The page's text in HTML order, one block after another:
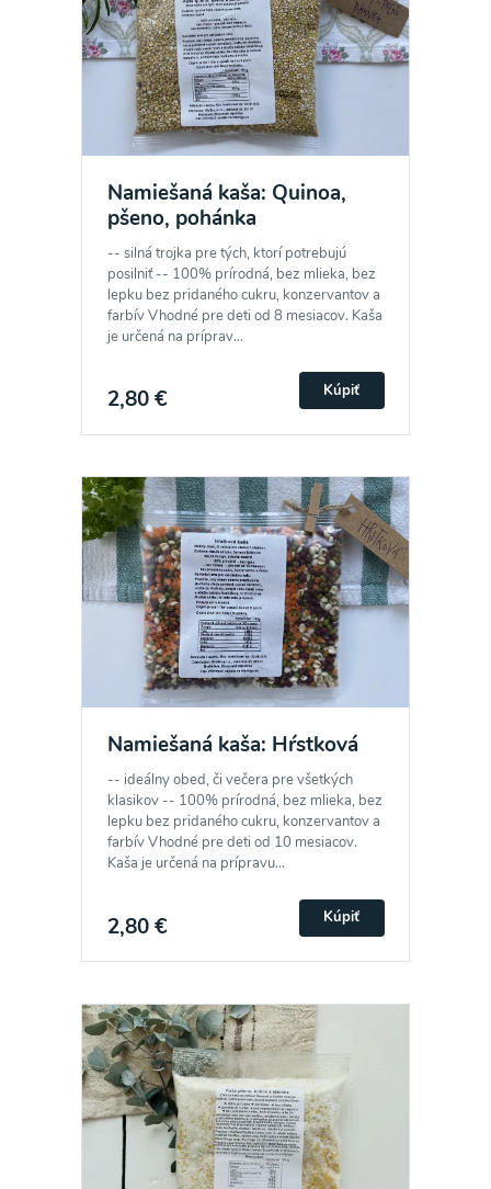
Namiešaná kaša: Quinoa,
pšeno, pohánka
-- silná trojka pre tých, ktorí potrebujú
posilniť -- 100% prírodná, bez mlieka, bez
lepku bez pridaného cukru, konzervantov a
farbív Vhodné pre deti od 8 mesiacov. Kaša
je určená na príprav...
2,80 € Kúpiť
Namiešaná kaša: Hŕstková
-- ideálny obed, či večera pre všetkých
klasikov -- 100% prírodná, bez mlieka, bez
lepku bez pridaného cukru, konzervantov a
farbív Vhodné pre deti od 10 mesiacov.
Kaša je určená na prípravu...
2,80 € Kúpiť